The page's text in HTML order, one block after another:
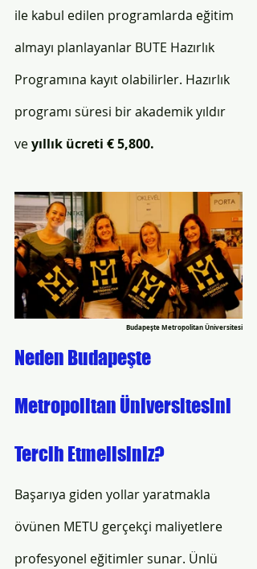
ile kabul edilen programlarda eğitim
almayı planlayanlar BUTE Hazırlık
Programına kayıt olabilirler. Hazırlık
programı süresi bir akademik yıldır
ve yıllık ücreti € 5,800.
Budapeşte Metropolitan Üniversitesi
Neden Budapeşte
Metropolitan Üniversitesini
Tercih Etmelisiniz?
Başarıya giden yollar yaratmakla
övünen METU gerçekçi maliyetlere
profesyonel eğitimler sunar. Ünlü